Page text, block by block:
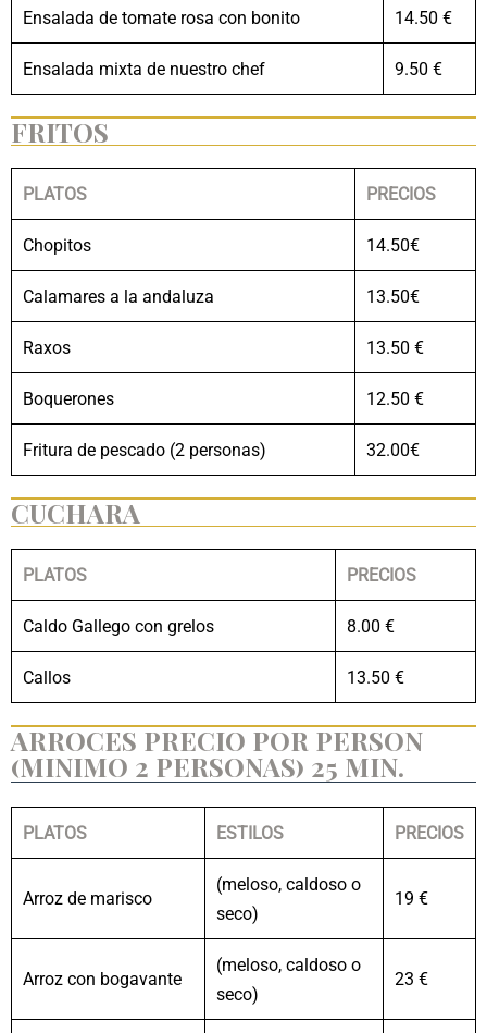
Ensalada de tomate rosa con bonito 14.50 €
Ensalada mixta de nuestro chef 9.50 €
FRITOS
PLATOS PRECIOS
Chopitos 14.50€
Calamares a la andaluza 13.50€
Raxos 13.50 €
Boquerones 12.50 €
Fritura de pescado (2 personas) 32.00€
CUCHARA
PLATOS PRECIOS
Caldo Gallego con grelos 8.00 €
Callos 13.50 €
ARROCES PRECIO POR PERSON
(MINIMO 2 PERSONAS) 25 MIN.
PLATOS ESTILOS PRECIOS
Arroz de marisco
(meloso, caldoso o
seco)
19 €
Arroz con bogavante
(meloso, caldoso o
seco)
23 €